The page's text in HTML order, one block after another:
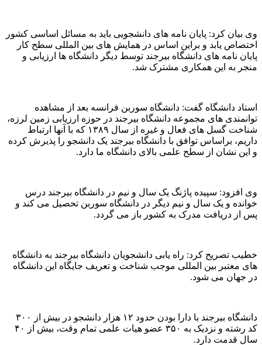
وی بیان کرد: پایان نامه های دانشجویی باید به مسائل اساسی کشور
اختصاص یابد و براین اساس در همایش های بین المللی سطح کار
پایان نامه های دانشگاه بیرجند توسط دیگر دانشگاه ها ارزیابی و
منجر به این همکاری مشترک شد.
استاد دانشگاه گفت: دانشگاه سوربن فرانسه بعد از مشاهده
توانمندی های مجموعه دانشگاه بیرجند در حوزه ارزیابی زمین لرزه،
شناخت گسل های فعال و غیره از سال ۱۳۸۹ که با آنها ارتباط
داریم، براساس توافق با دانشگاه بیرجند یک دانشجو را پذیرش کرده
و این نشان از سطح علمی بالای دانشگاه ما دارد.
وی افزود: سپیده پاژنگ یک سال و نیم در دانشگاه بیرجند درس
خوانده و یک سال و نیم دیگر در دانشگاه سوربن تحصیل می کند و
پس از دریافت مدرک به کشور باز می گردد.
خطیب تصریح کرد: راه یابی دانشجویان دانشگاه بیرجند به دانشگاه
های معتبر بین المللی موجب شناخت و تعریف جایگاه این دانشگاه
در جهان می شود.
دانشگاه بیرجند با دارا بودن حدود ۱۲ هزار دانشجو در بیش از ۳۰۰
کد رشته و نزدیک به ۳۵۰ عضو هیات علمی تمام وقت، بیش از ۴۰
سال قدمت دارد.